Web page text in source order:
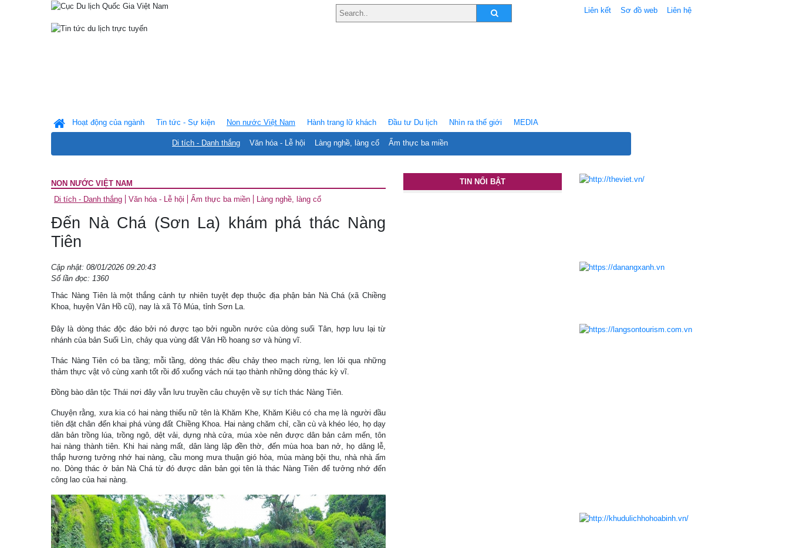
Liên kết Sơ đồ web Liên hệ
Hoạt động của ngành Tin tức - Sự kiện Non nước Việt Nam
Di tích - Danh thắng Văn hóa - Lễ hội Làng nghề, làng cổ Ẩm thực ba miền
Hành trang lữ khách Ðầu tư Du lịch Nhìn ra thế giới MEDIA
NON NƯỚC VIỆT NAM
Di tích - Danh thắng
Văn hóa - Lễ hội Ẩm thực ba miền Làng nghề, làng cổ
Đến Nà Chá (Sơn La) khám phá thác Nàng
Tiên
Cập nhật: 08/01/2026 09:20:43
Số lần đọc: 1360
Thác Nàng Tiên là một thắng cảnh tự nhiên tuyệt đẹp thuộc địa phận bản Nà Chá (xã Chiềng
Khoa, huyện Vân Hồ cũ), nay là xã Tô Múa, tỉnh Sơn La.
Đây là dòng thác độc đáo bởi nó được tạo bởi nguồn nước của dòng suối Tân, hợp lưu lại từ
nhánh của bản Suối Lìn, chảy qua vùng đất Vân Hồ hoang sơ và hùng vĩ.
Thác Nàng Tiên có ba tầng; mỗi tầng, dòng thác đều chảy theo mạch rừng, len lỏi qua những
thảm thực vật vô cùng xanh tốt rồi đổ xuống vách núi tạo thành những dòng thác kỳ vĩ.
Đồng bào dân tộc Thái nơi đây vẫn lưu truyền câu chuyện về sự tích thác Nàng Tiên.
Chuyện rằng, xưa kia có hai nàng thiếu nữ tên là Khăm Khe, Khăm Kiêu có cha mẹ là người đầu
tiên đặt chân đến khai phá vùng đất Chiềng Khoa. Hai nàng chăm chỉ, cần cù và khéo léo, họ dạy
dân bản trồng lúa, trồng ngô, dệt vải, dựng nhà cửa, múa xòe nên được dân bản cảm mến, tôn
hai nàng thành tiên. Khi hai nàng mất, dân làng lập đền thờ, đến mùa hoa ban nở, họ dâng lễ,
thắp hương tưởng nhớ hai nàng, cầu mong mưa thuận gió hòa, mùa màng bội thu, nhà nhà ấm
no. Dòng thác ở bản Nà Chá từ đó được dân bản gọi tên là thác Nàng Tiên để tưởng nhớ đến
công lao của hai nàng.
TIN NỔI BẬT